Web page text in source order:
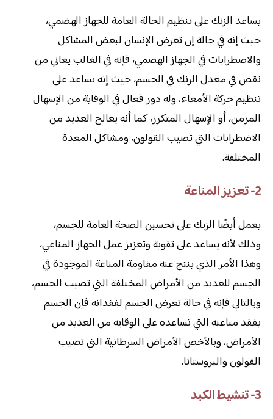
يساعد الزنك على تنظيم الحالة العامة للجهاز الهضمي،
حيث إنه في حالة إن تعرض الإنسان لبعض المشاكل
والاضطرابات في الجهاز الهضمي، فإنه في الغالب يعاني من
نقص في معدل الزنك في الجسم، حيث إنه يساعد على
تنظيم حركة الأمعاء، وله دور فعال في الوقاية من الإسهال
المزمن، أو الإسهال المتكرر، كما أنه يعالج العديد من
الاضطرابات التي تصيب القولون، ومشاكل المعدة
المختلفة.
2- تعزيز المناعة
يعمل أيضًا الزنك على تحسين الصحة العامة للجسم،
وذلك لأنه يساعد على تقوية وتعزيز عمل الجهاز المناعي،
وهذا الأمر الذي ينتج عنه مقاومة المناعة الموجودة في
الجسم للعديد من الأمراض المختلفة التي تصيب الجسم،
وبالتالي فإنه في حالة تعرض الجسم لفقدانه فإن الجسم
يفقد مناعته التي تساعده على الوقاية من العديد من
الأمراض، وبالأخص الأمراض السرطانية التي تصيب
القولون والبروستاتا.
3- تنشيط الكبد